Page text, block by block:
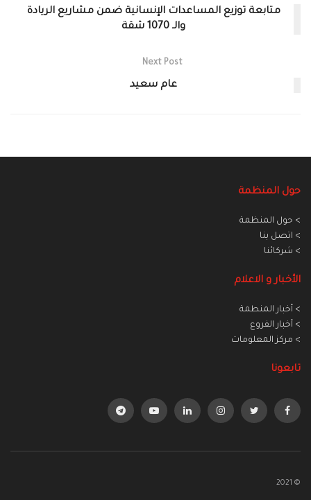
متابعة توزيع المساعدات الإنسانية ضمن مشاريع الريادة
والـ 1070 شقة
Next Post
عام سعيد
حول المنظمة
> حول المنظمة
> اتصل بنا
> شركائنا
الأخبار و الاعلام
> أخبار المنطمة
> أخبار الفروع
> مركز المعلومات
تابعونا
© 2021